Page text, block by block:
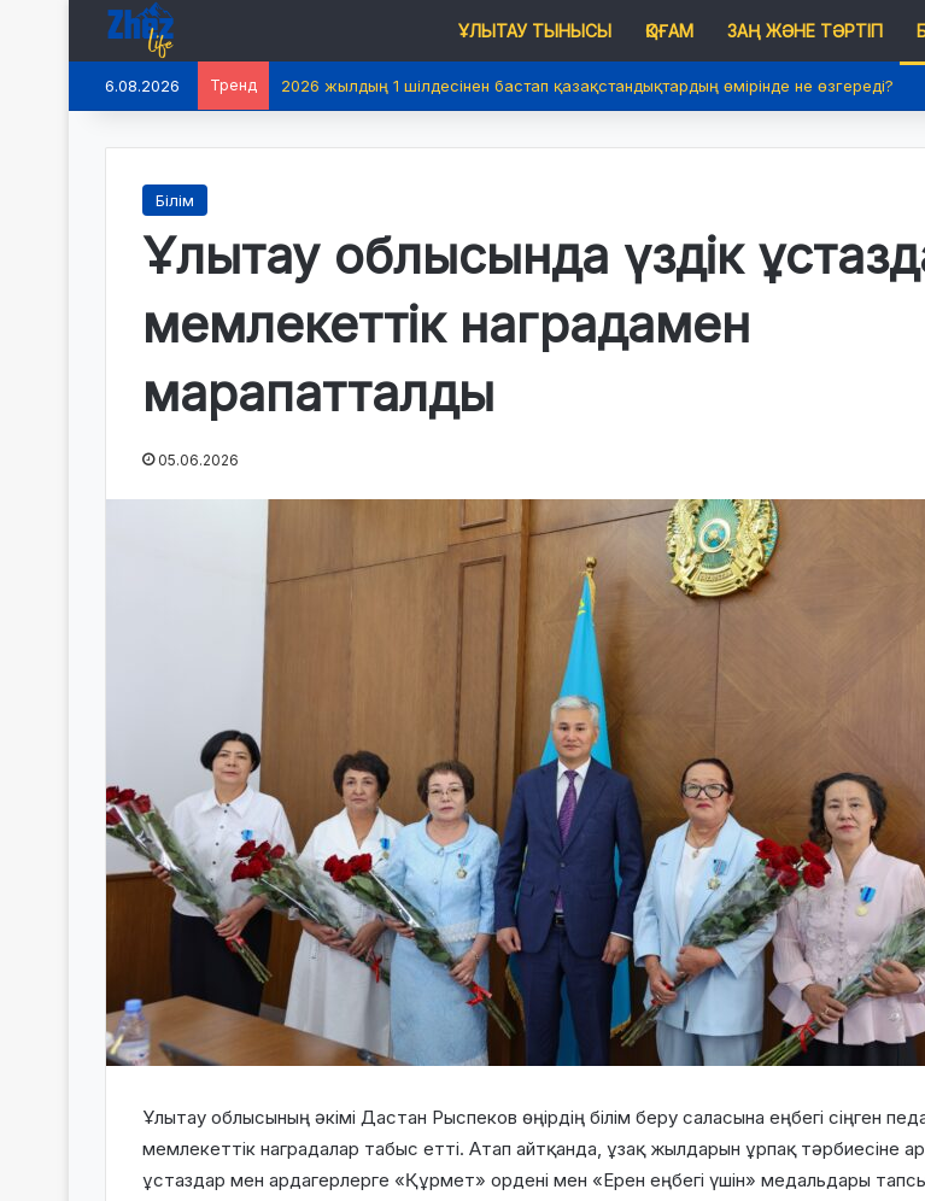
ҰЛЫТАУ ТЫНЫСЫ ҚОҒАМ ЗАҢ ЖӘНЕ ТӘРТІП
6.08.2026 Тренд 2026 жылдың 1 шілдесінен бастап қазақстандықтардың өмірінде не өзгереді?
Білім
Ұлытау облысында үздік
мемлекеттік наградамен
марапатталды
05.06.2026
Ұлытау облысының әкімі Дастан Рыспеков өңірдің білім беру саласына еңбегі сіңген
мемлекеттік наградалар табыс етті. Атап айтқанда, ұзақ жылдарын ұрпақ тәрбиесіне
ұстаздар мен ардагерлерге «Құрмет» ордені мен «Ерен еңбегі үшін» медальдары